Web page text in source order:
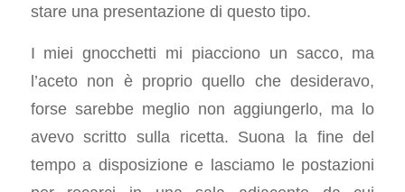
stare una presentazione di questo tipo.
I miei gnocchetti mi piacciono un sacco, ma
l’aceto non è proprio quello che desideravo,
forse sarebbe meglio non aggiungerlo, ma lo
avevo scritto sulla ricetta. Suona la fine del
tempo a disposizione e lasciamo le postazioni